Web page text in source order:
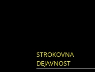
STROKOVNA
DEJAVNOST